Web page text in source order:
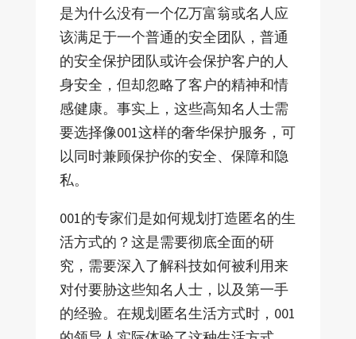
是为什么没有一个亿万富翁或名人应
该满足于一个普通的安全团队，普通
的安全保护团队或许会保护客户的人
身安全，但却忽略了客户的精神和情
感健康。事实上，这些高知名人士需
要选择像001这样的奢华保护服务，可
以同时兼顾保护你的安全、保障和隐
私。
001的专家们是如何规划打造匿名的生
活方式的？这是需要彻底全面的研
究，需要深入了解科技如何被利用来
对付要胁这些知名人士，以及第一手
的经验。在规划匿名生活方式时，001